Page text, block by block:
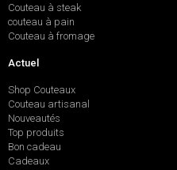
Couteau à steak
couteau à pain
Couteau à fromage
Actuel
Shop Couteaux
Couteau artisanal
Nouveautés
Top produits
Bon cadeau
Cadeaux